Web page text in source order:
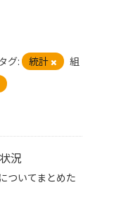
グ: 統計
組
況
ついてまとめた